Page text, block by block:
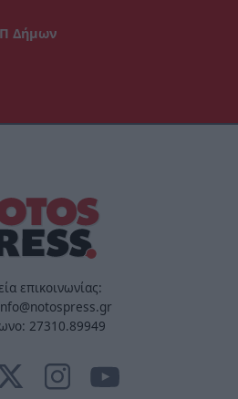
Δήμων
επικοινωνίας:
27310.89949